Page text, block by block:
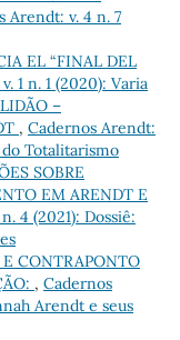
Arendt: v. 4 n. 7
EL “FINAL DEL
1 n. 1 (2020): Varia
–
, Cadernos Arendt:
do Totalitarismo
SOBRE
EM ARENDT E
4 (2021): Dossiê:
CONTRAPONTO
, Cadernos
Arendt e seus